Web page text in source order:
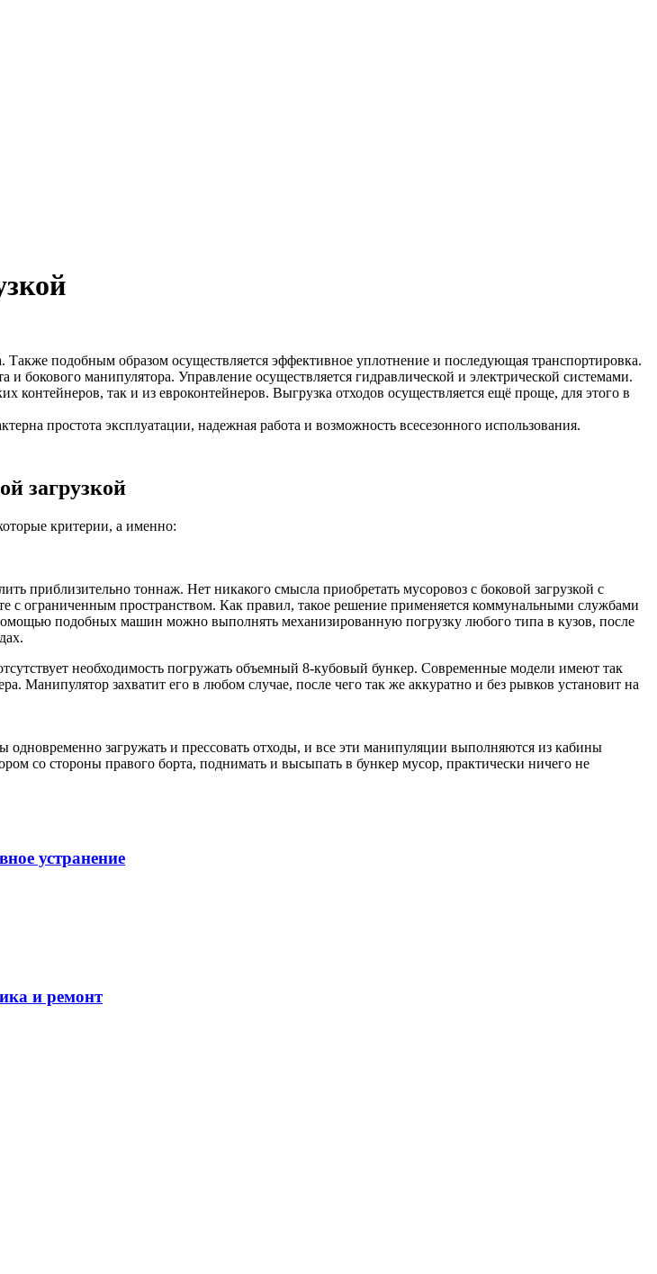
Также подобным образом осуществляется эффективное уплотнение и последующая транспортировка.
бокового манипулятора. Управление осуществляется гидравлической и электрической системами.
так и из евроконтейнеров. Выгрузка отходов осуществляется ещё проще, для этого в
простота эксплуатации, надежная работа и возможность всесезонного использования.
загрузкой
критерии, а именно:
приблизительно тоннаж. Нет никакого смысла приобретать мусоровоз с боковой загрузкой с
с ограниченным пространством. Как правил, такое решение применяется коммунальными службами
подобных машин можно выполнять механизированную погрузку любого типа в кузов, после
необходимость погружать объемный 8-кубовый бункер. Современные модели имеют так
Манипулятор захватит его в любом случае, после чего так же аккуратно и без рывков установит на
загружать и прессовать отходы, и все эти манипуляции выполняются из кабины
со стороны правого борта, поднимать и высыпать в бункер мусор, практически ничего не
устранение
и ремонт